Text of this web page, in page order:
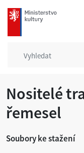
mkcr.cz
Nositelé
řemesel
Soubory ke stažení